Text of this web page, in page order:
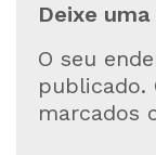
Deixe
O seu
publicado.
marcados